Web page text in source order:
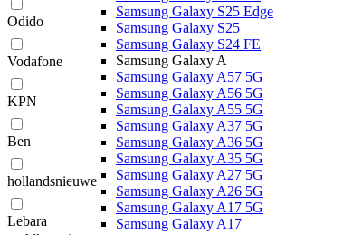
Samsung Galaxy S25 Edge
Samsung Galaxy S25
Samsung Galaxy S24 FE
Samsung Galaxy A
Samsung Galaxy A57 5G
Samsung Galaxy A56 5G
Samsung Galaxy A55 5G
Samsung Galaxy A37 5G
Samsung Galaxy A36 5G
Samsung Galaxy A35 5G
Samsung Galaxy A27 5G
Samsung Galaxy A26 5G
Samsung Galaxy A17 5G
Samsung Galaxy A17
Odido
Vodafone
KPN
Ben
hollandsnieuwe
Lebara